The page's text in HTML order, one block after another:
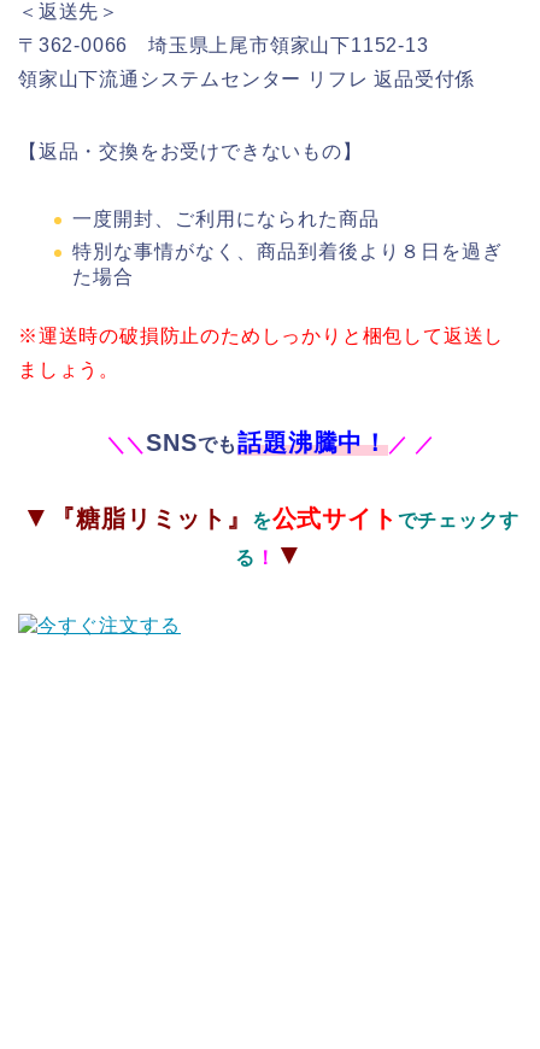
＜返送先＞
〒362-0066 埼玉県上尾市領家山下1152-13
領家山下流通システムセンター リフレ 返品受付係
【返品・交換をお受けできないもの】
一度開封、ご利用になられた商品
特別な事情がなく、商品到着後より８日を過ぎ
た場合
※運送時の破損防止のためしっかりと梱包して返送し
ましょう。
＼ ＼SNSでも話題沸騰中！／ ／
▼ 『糖脂リミット』 を公式サイト でチェックす
る ！ ▼